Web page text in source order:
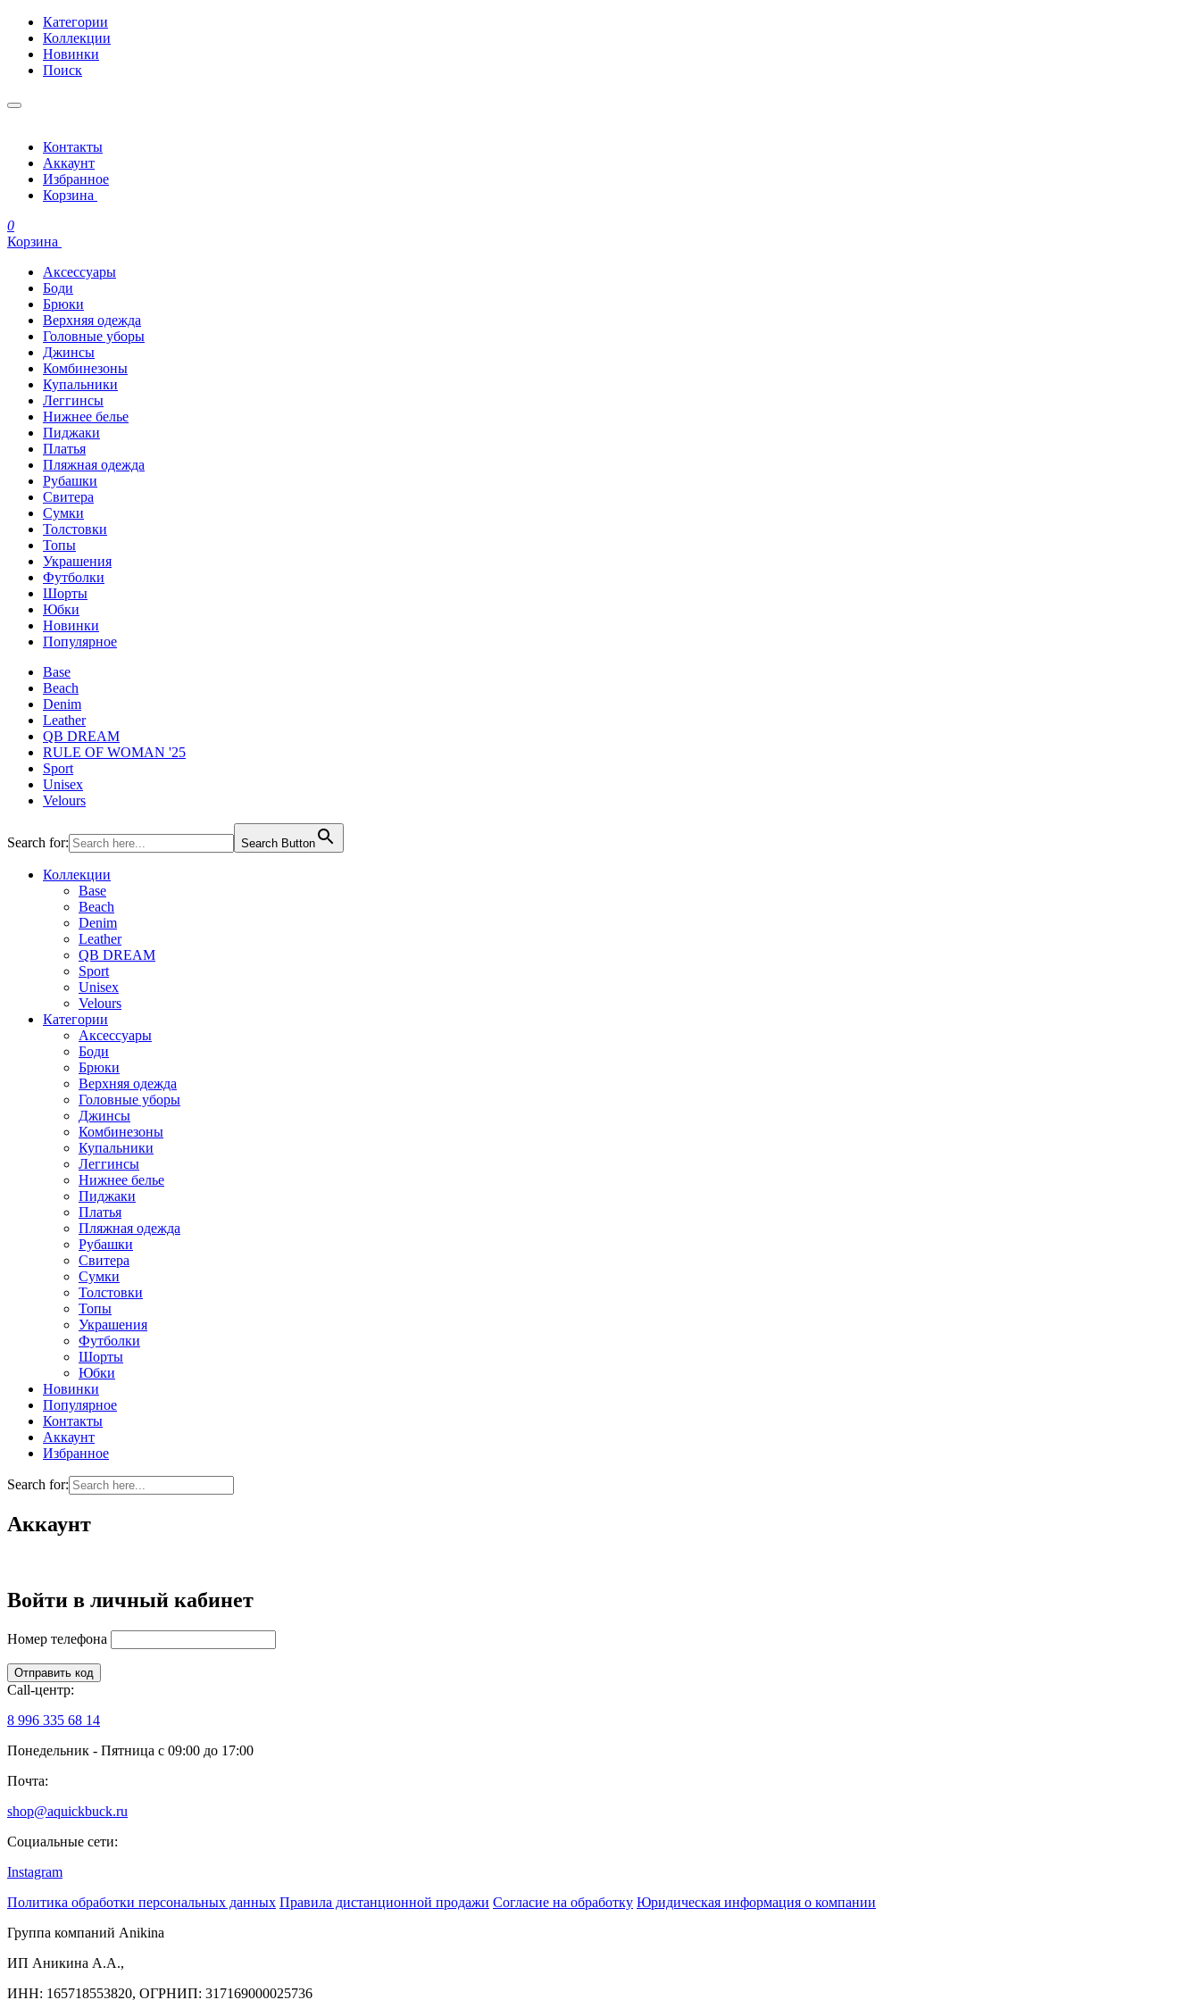
Категории
Коллекции
Новинки
Поиск
Контакты
Аккаунт
Избранное
Корзина
0
Корзина
Аксессуары
Боди
Брюки
Верхняя одежда
Головные уборы
Джинсы
Комбинезоны
Купальники
Леггинсы
Нижнее белье
Пиджаки
Платья
Пляжная одежда
Рубашки
Свитера
Сумки
Толстовки
Топы
Украшения
Футболки
Шорты
Юбки
Новинки
Популярное
Base
Beach
Denim
Leather
QB DREAM
RULE OF WOMAN '25
Sport
Unisex
Velours
Search for: Search Button
Коллекции
Base
Beach
Denim
Leather
QB DREAM
Sport
Unisex
Velours
Категории
Аксессуары
Боди
Брюки
Верхняя одежда
Головные уборы
Джинсы
Комбинезоны
Купальники
Леггинсы
Нижнее белье
Пиджаки
Платья
Пляжная одежда
Рубашки
Свитера
Сумки
Толстовки
Топы
Украшения
Футболки
Шорты
Юбки
Новинки
Популярное
Контакты
Аккаунт
Избранное
Search for:
Аккаунт
Войти в личный кабинет
Номер телефона
Отправить код
Сall-центр:
8 996 335 68 14
Понедельник - Пятница с 09:00 до 17:00
Почта:
shop@aquickbuck.ru
Социальные сети:
Instagram
Политика обработки персональных данных Правила дистанционной продажи Согласие на обработку Юридическая информация о компании
Группа компаний Anikina
ИП Аникина А.А.,
ИНН: 165718553820, ОГРНИП: 317169000025736